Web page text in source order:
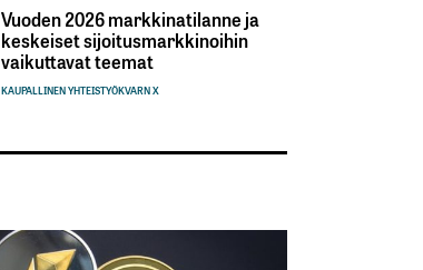
Vuoden 2026 markkinatilanne ja
keskeiset sijoitusmarkkinoihin
vaikuttavat teemat
KAUPALLINEN YHTEISTYÖKVARN X